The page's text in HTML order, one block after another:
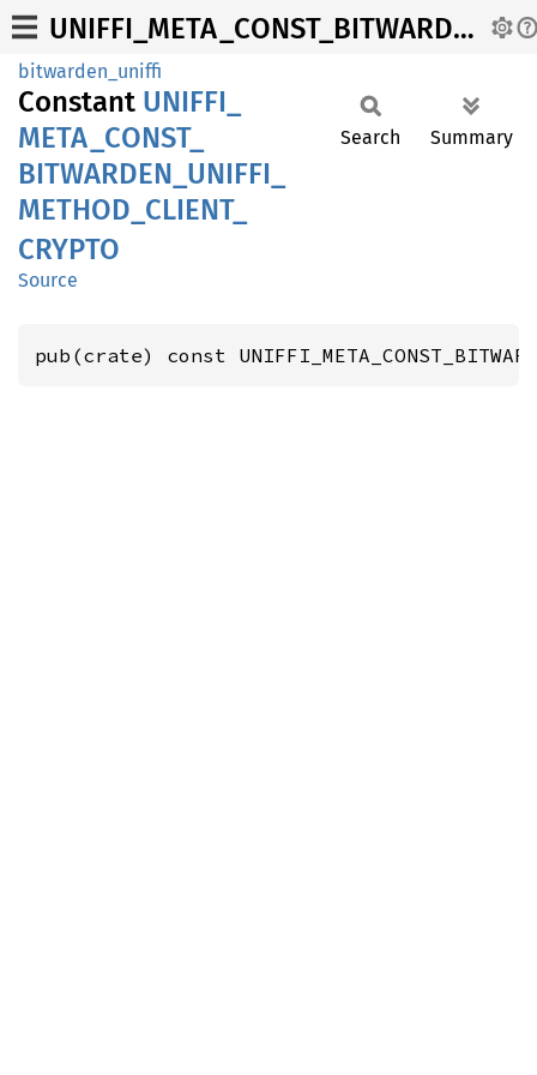
UNIFFI_META_CONST_BITWARDEN_UNIFFI_METHOD_CLIENT_CRYPTO
bitwarden_uniffi
Constant UNIFFI_
META_ CONST_
BITWARDEN_ UNIFFI_
METHOD_ CLIENT_
CRYPTO
Source
Search Summary
pub(crate) const